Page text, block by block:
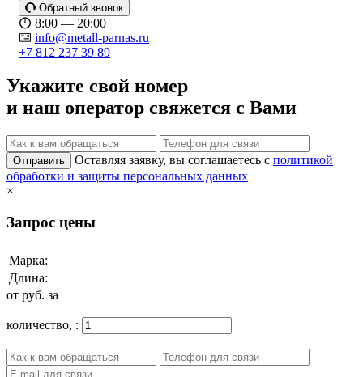
Обратный звонок
8:00 — 20:00
info@metall-parnas.ru
+7 812 237 39 89
Укажите свой номер
и наш оператор свяжется с Вами
Отправить Оставляя заявку, вы соглашаетесь с политикой
обработки и защиты персональных данных
×
Запрос цены
Марка:
Длина:
от руб. за
количество, :